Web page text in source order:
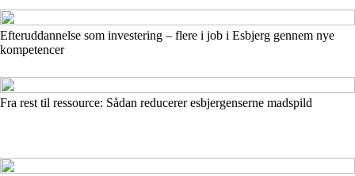
Efteruddannelse som investering – flere i job i Esbjerg gennem nye
kompetencer
Fra rest til ressource: Sådan reducerer esbjergenserne madspild